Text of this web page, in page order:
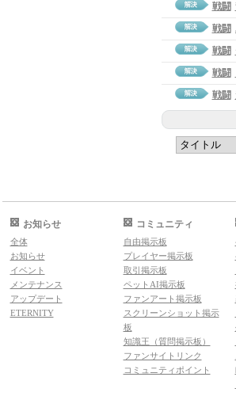
戦闘
戦闘
戦闘
戦闘
戦闘
お知らせ
全体
お知らせ
イベント
メンテナンス
アップデート
ETERNITY
コミュニティ
自由掲示板
プレイヤー掲示板
取引掲示板
ペットAI掲示板
ファンアート掲示板
スクリーンショット掲示
板
知識王（質問掲示板）
ファンサイトリンク
コミュニティポイント